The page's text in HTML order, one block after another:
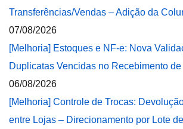
Transferências/Vendas – Adição da
07/08/2026
[Melhoria] Estoques e NF-e: Nova
Duplicatas Vencidas no Recebimento
06/08/2026
[Melhoria] Controle de Trocas:
entre Lojas – Direcionamento por Lote